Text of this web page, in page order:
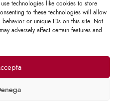
technologies like cookies to store
to these technologies will allow
or unique IDs on this site. Not
adversely affect certain features and
Datos COVID-19